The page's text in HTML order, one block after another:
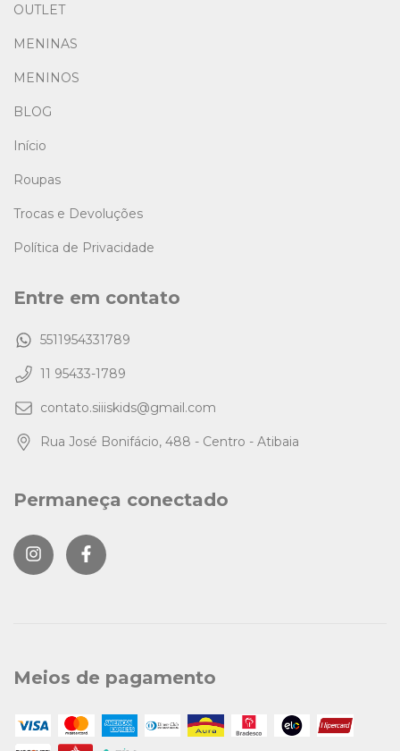
OUTLET
MENINAS
MENINOS
BLOG
Início
Roupas
Trocas e Devoluções
Política de Privacidade
Entre em contato
5511954331789
11 95433-1789
contato.siiiskids@gmail.com
Rua José Bonifácio, 488 - Centro - Atibaia
Permaneça conectado
Meios de pagamento